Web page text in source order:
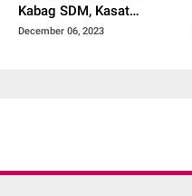
Kabag SDM, Kasat
Lantas, Kasat Intelkam,
December 06, 2023